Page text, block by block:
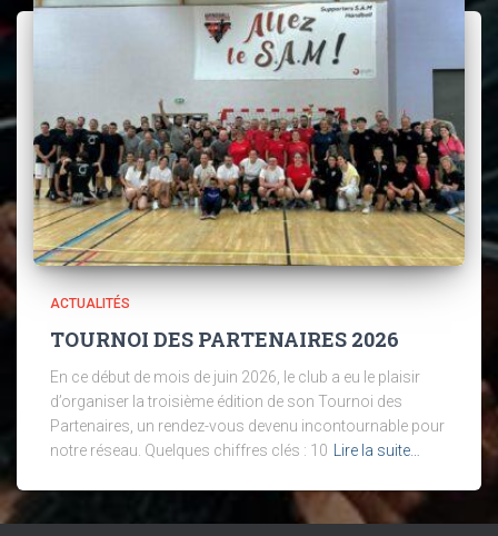
ACTUALITÉS
TOURNOI DES PARTENAIRES 2026
En ce début de mois de juin 2026, le club a eu le plaisir
d’organiser la troisième édition de son Tournoi des
Partenaires, un rendez-vous devenu incontournable pour
notre réseau. Quelques chiffres clés : 10
Lire la suite…